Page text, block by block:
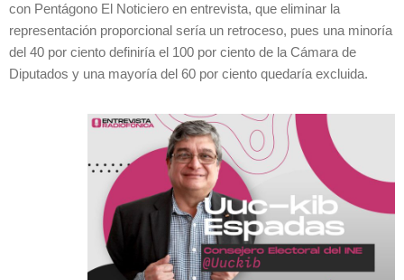
con Pentágono El Noticiero en entrevista, que eliminar la
representación proporcional sería un retroceso, pues una minoría
del 40 por ciento definiría el 100 por ciento de la Cámara de
Diputados y una mayoría del 60 por ciento quedaría excluida.